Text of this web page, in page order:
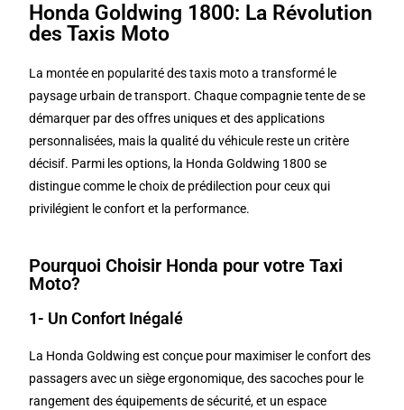
Honda Goldwing 1800: La Révolution
des Taxis Moto
La montée en popularité des taxis moto a transformé le
paysage urbain de transport. Chaque compagnie tente de se
démarquer par des offres uniques et des applications
personnalisées, mais la qualité du véhicule reste un critère
décisif. Parmi les options, la Honda Goldwing 1800 se
distingue comme le choix de prédilection pour ceux qui
privilégient le confort et la performance.
Pourquoi Choisir Honda pour votre Taxi
Moto?
1- Un Confort Inégalé
La Honda Goldwing est conçue pour maximiser le confort des
passagers avec un siège ergonomique, des sacoches pour le
rangement des équipements de sécurité, et un espace